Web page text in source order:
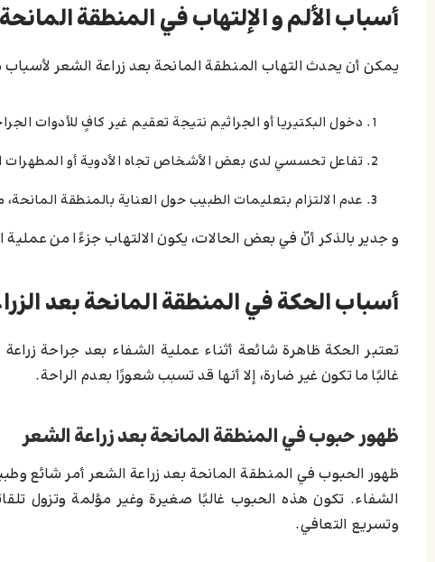
أسباب الألم و الإلتهاب في المنطقة
يمكن أن يحدث التهاب المنطقة المانحة بعد زراعة الشعر لأسباب
دخول البكتيريا أو الجراثيم نتيجة تعقيم غير كافٍ للأدوات
تفاعل تحسسي لدى بعض الأشخاص تجاه الأدوية أو المطهرات
عدم الالتزام بتعليمات الطبيب حول العناية بالمنطقة
و جدیر بالذکر أنّ في بعض الحالات، يكون الالتهاب جزءًا من
أسباب الحكة في المنطقة المانحة بعد
تعتبر الحكة ظاهرة شائعة أثناء عملية الشفاء بعد جراحة
غالبًا ما تكون غير ضارة، إلا أنها قد تسبب شعورًا بعدم الراحة.
ظهور حبوب في المنطقة المانحة بعد زراعة الشعر
ظهور الحبوب في المنطقة المانحة بعد زراعة الشعر أمر شائع
الشفاء. تكون هذه الحبوب غالبًا صغيرة وغير مؤلمة وتزول
وتسريع التعافي.